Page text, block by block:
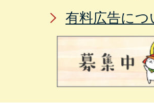
有料広告につ